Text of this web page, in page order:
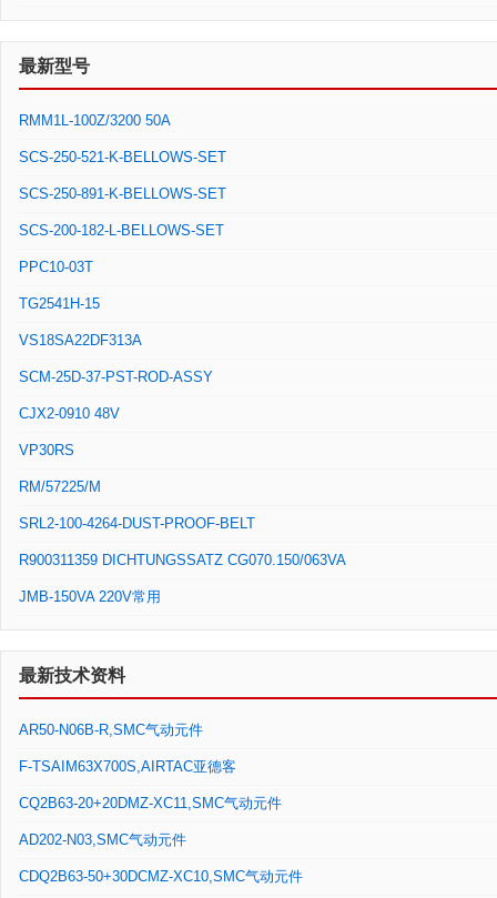
最新型号
RMM1L-100Z/3200 50A
SCS-250-521-K-BELLOWS-SET
SCS-250-891-K-BELLOWS-SET
SCS-200-182-L-BELLOWS-SET
PPC10-03T
TG2541H-15
VS18SA22DF313A
SCM-25D-37-PST-ROD-ASSY
CJX2-0910 48V
VP30RS
RM/57225/M
SRL2-100-4264-DUST-PROOF-BELT
R900311359 DICHTUNGSSATZ CG070.150/063VA
JMB-150VA 220V常用
最新技术资料
AR50-N06B-R,SMC气动元件
F-TSAIM63X700S,AIRTAC亚德客
CQ2B63-20+20DMZ-XC11,SMC气动元件
AD202-N03,SMC气动元件
CDQ2B63-50+30DCMZ-XC10,SMC气动元件